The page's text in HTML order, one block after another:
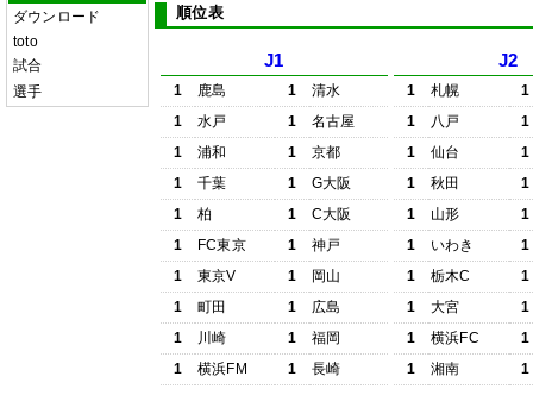
ダウンロード
toto
試合
選手
順位表
J1
1 鹿島 1
清水
1
水戸 1
名古屋
1
浦和 1
京都
1
千葉 1
G大阪
1
柏 1
C大阪
1
FC東京 1
神戸
1
東京V 1
岡山
1
町田 1
広島
1
川崎 1
福岡
1
横浜FM 1 長崎
J2
1 札幌
1
1
八戸
1
1
仙台
1
1
秋田
1
1
山形
1
1
いわき
1
1
栃木C
1
1
大宮
1
1
横浜FC
1
1
湘南 1